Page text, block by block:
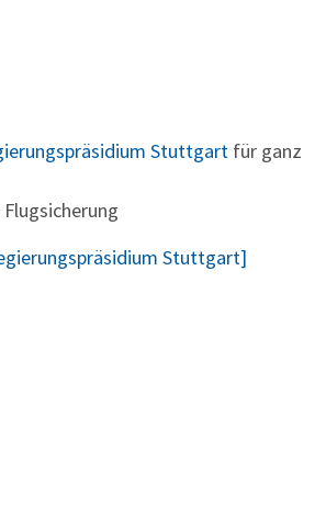
Stuttgart für ganz
Stuttgart]